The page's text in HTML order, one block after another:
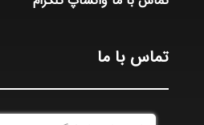
تماس با ما